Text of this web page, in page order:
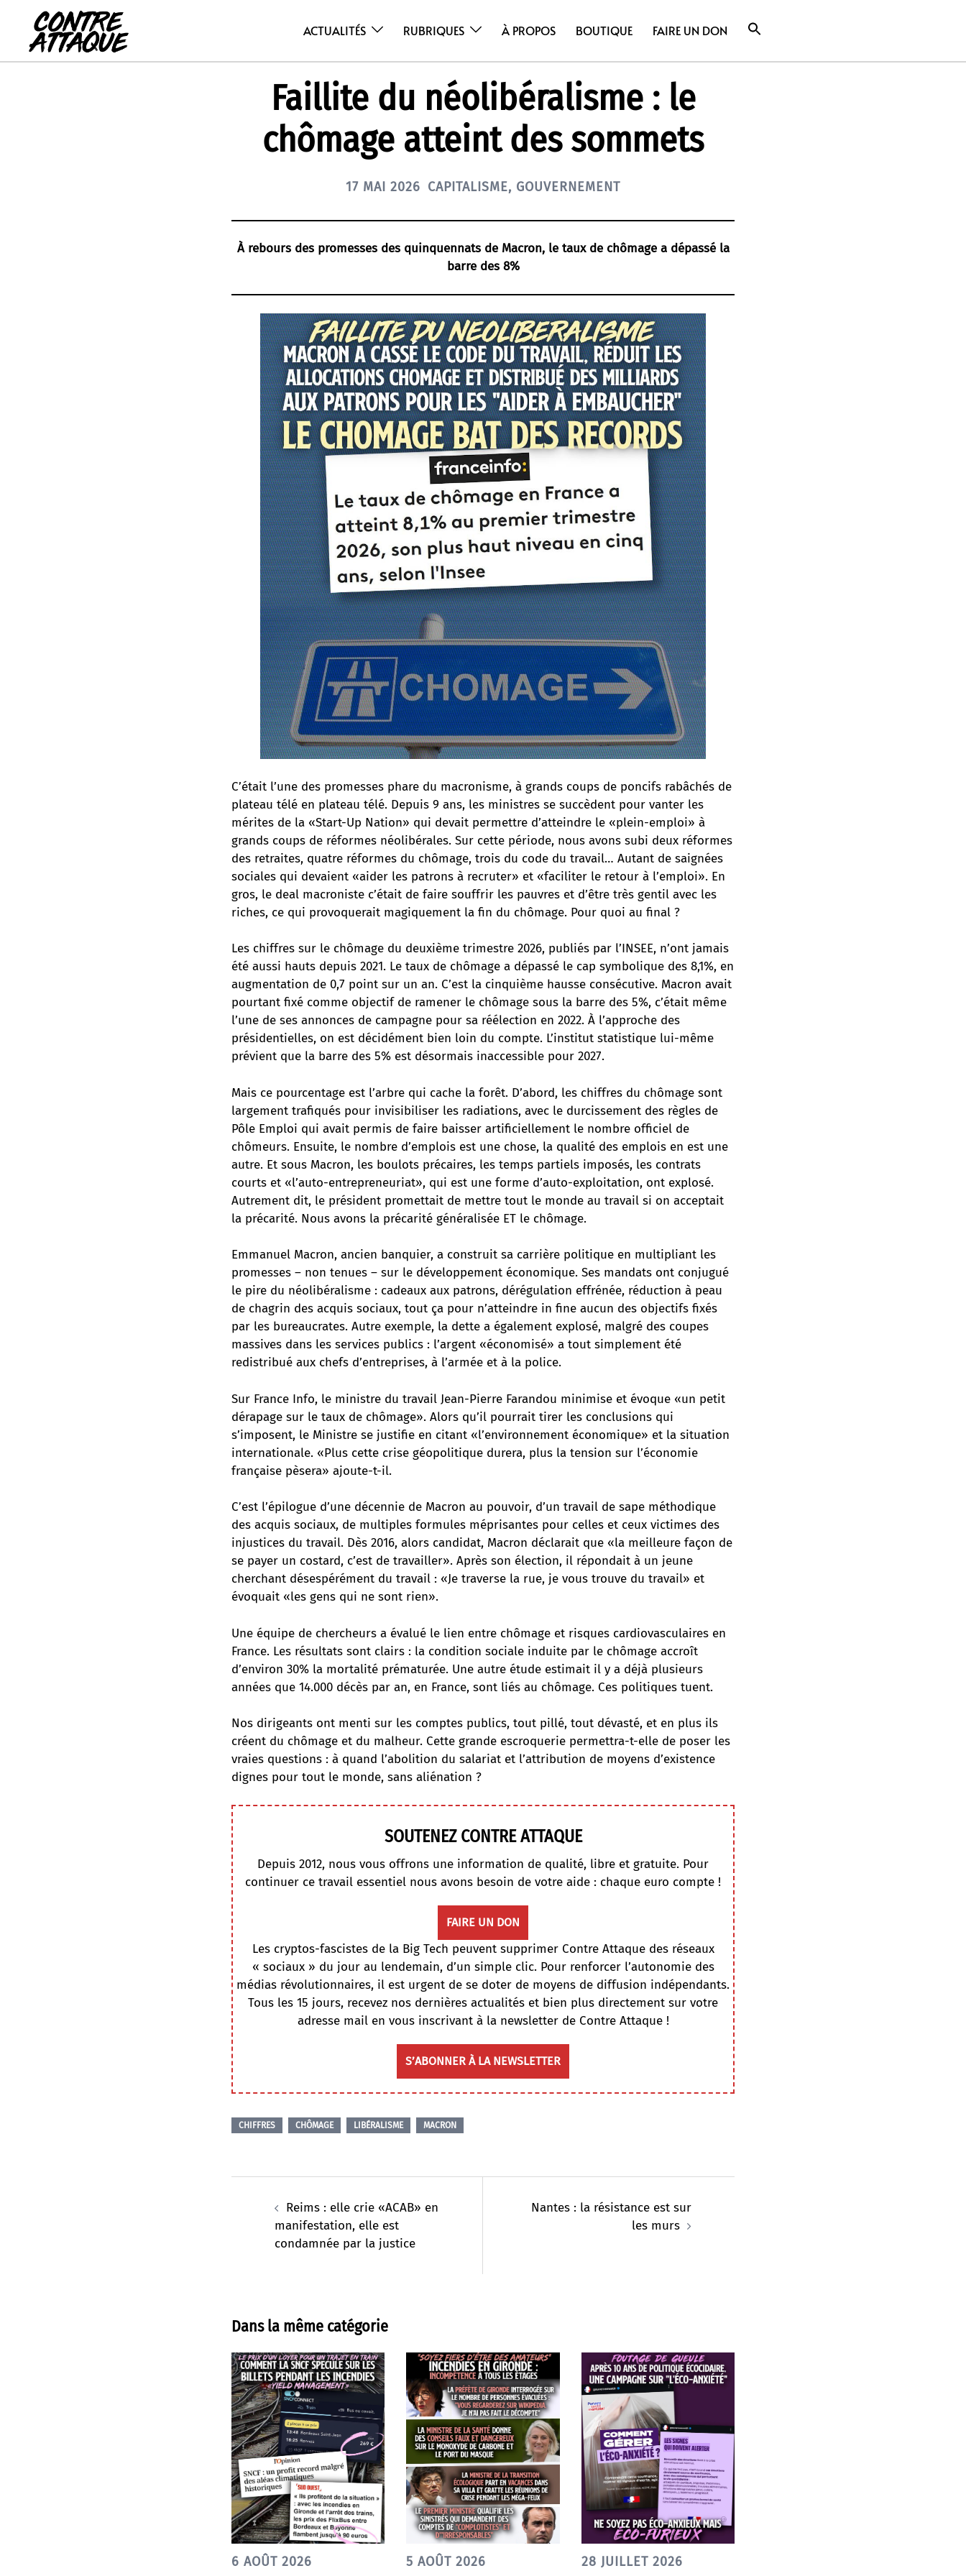
contenu
ACTUALITÉS RUBRIQUES À PROPOS BOUTIQUE FAIRE UN DON
Faillite du néolibéralisme : le
chômage atteint des sommets
17 MAI 2026 CAPITALISME, GOUVERNEMENT
À rebours des promesses des quinquennats de Macron, le taux de chômage a dépassé la
barre des 8%
C’était l’une des promesses phare du macronisme, à grands coups de poncifs rabâchés de
plateau télé en plateau télé. Depuis 9 ans, les ministres se succèdent pour vanter les
mérites de la «Start-Up Nation» qui devait permettre d’atteindre le «plein-emploi» à
grands coups de réformes néolibérales. Sur cette période, nous avons subi deux réformes
des retraites, quatre réformes du chômage, trois du code du travail… Autant de saignées
sociales qui devaient «aider les patrons à recruter» et «faciliter le retour à l’emploi». En
gros, le deal macroniste c’était de faire souffrir les pauvres et d’être très gentil avec les
riches, ce qui provoquerait magiquement la fin du chômage. Pour quoi au final ?
Les chiffres sur le chômage du deuxième trimestre 2026, publiés par l’INSEE, n’ont jamais
été aussi hauts depuis 2021. Le taux de chômage a dépassé le cap symbolique des 8,1%, en
augmentation de 0,7 point sur un an. C’est la cinquième hausse consécutive. Macron avait
pourtant fixé comme objectif de ramener le chômage sous la barre des 5%, c’était même
l’une de ses annonces de campagne pour sa réélection en 2022. À l’approche des
présidentielles, on est décidément bien loin du compte. L’institut statistique lui-même
prévient que la barre des 5% est désormais inaccessible pour 2027.
Mais ce pourcentage est l’arbre qui cache la forêt. D’abord, les chiffres du chômage sont
largement trafiqués pour invisibiliser les radiations, avec le durcissement des règles de
Pôle Emploi qui avait permis de faire baisser artificiellement le nombre officiel de
chômeurs. Ensuite, le nombre d’emplois est une chose, la qualité des emplois en est une
autre. Et sous Macron, les boulots précaires, les temps partiels imposés, les contrats
courts et «l’auto-entrepreneuriat», qui est une forme d’auto-exploitation, ont explosé.
Autrement dit, le président promettait de mettre tout le monde au travail si on acceptait
la précarité. Nous avons la précarité généralisée ET le chômage.
Emmanuel Macron, ancien banquier, a construit sa carrière politique en multipliant les
promesses – non tenues – sur le développement économique. Ses mandats ont conjugué
le pire du néolibéralisme : cadeaux aux patrons, dérégulation effrénée, réduction à peau
de chagrin des acquis sociaux, tout ça pour n’atteindre in fine aucun des objectifs fixés
par les bureaucrates. Autre exemple, la dette a également explosé, malgré des coupes
massives dans les services publics : l’argent «économisé» a tout simplement été
redistribué aux chefs d’entreprises, à l’armée et à la police.
Sur France Info, le ministre du travail Jean-Pierre Farandou minimise et évoque «un petit
dérapage sur le taux de chômage». Alors qu’il pourrait tirer les conclusions qui
s’imposent, le Ministre se justifie en citant «l’environnement économique» et la situation
internationale. «Plus cette crise géopolitique durera, plus la tension sur l’économie
française pèsera» ajoute-t-il.
C’est l’épilogue d’une décennie de Macron au pouvoir, d’un travail de sape méthodique
des acquis sociaux, de multiples formules méprisantes pour celles et ceux victimes des
injustices du travail. Dès 2016, alors candidat, Macron déclarait que «la meilleure façon de
se payer un costard, c’est de travailler». Après son élection, il répondait à un jeune
cherchant désespérément du travail : «Je traverse la rue, je vous trouve du travail» et
évoquait «les gens qui ne sont rien».
Une équipe de chercheurs a évalué le lien entre chômage et risques cardiovasculaires en
France. Les résultats sont clairs : la condition sociale induite par le chômage accroît
d’environ 30% la mortalité prématurée. Une autre étude estimait il y a déjà plusieurs
années que 14.000 décès par an, en France, sont liés au chômage. Ces politiques tuent.
Nos dirigeants ont menti sur les comptes publics, tout pillé, tout dévasté, et en plus ils
créent du chômage et du malheur. Cette grande escroquerie permettra-t-elle de poser les
vraies questions : à quand l’abolition du salariat et l’attribution de moyens d’existence
dignes pour tout le monde, sans aliénation ?
SOUTENEZ CONTRE ATTAQUE
Depuis 2012, nous vous offrons une information de qualité, libre et gratuite. Pour
continuer ce travail essentiel nous avons besoin de votre aide : chaque euro compte !
FAIRE UN DON
Les cryptos-fascistes de la Big Tech peuvent supprimer Contre Attaque des réseaux
« sociaux » du jour au lendemain, d’un simple clic. Pour renforcer l’autonomie des
médias révolutionnaires, il est urgent de se doter de moyens de diffusion indépendants.
Tous les 15 jours, recevez nos dernières actualités et bien plus directement sur votre
adresse mail en vous inscrivant à la newsletter de Contre Attaque !
S’ABONNER À LA NEWSLETTER
CHIFFRES CHÔMAGE LIBÉRALISME MACRON
d’articleReims : elle crie «ACAB» en
manifestation, elle est
condamnée par la justice
Nantes : la résistance est sur
les murs
Dans la même catégorie
6 AOÛT 2026 5 AOÛT 2026 28 JUILLET 2026